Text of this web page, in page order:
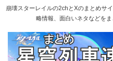
崩壊スターレイルの2chとXのまとめサ
略情報、面白いネタなどをま